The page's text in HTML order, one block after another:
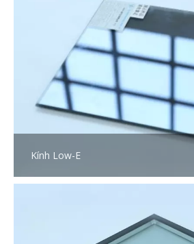
Kính Low-E